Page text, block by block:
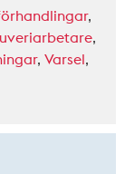
,
,
, Varsel,